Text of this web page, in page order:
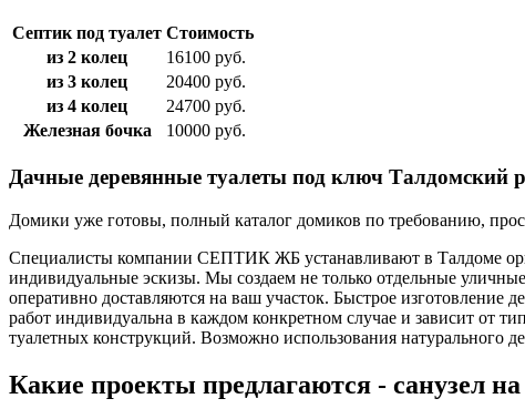
Септик под туалет Стоимость
из 2 колец
16100 руб.
из 3 колец
20400 руб.
из 4 колец
24700 руб.
Железная бочка
10000 руб.
Дачные деревянные туалеты под ключ Талдомский
Домики уже готовы, полный каталог домиков по требованию,
Специалисты компании СЕПТИК ЖБ устанавливают в Талдоме
индивидуальные эскизы. Мы создаем не только отдельные
оперативно доставляются на ваш участок. Быстрое изготовление
работ индивидуальна в каждом конкретном случае и зависит от
туалетных конструкций. Возможно использования натурального
Какие проекты предлагаются - санузел